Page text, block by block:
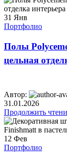
31 Янв
Портфолио
Полы
цельная
Автор:
31.01.2026
Продолжить
12 Фев
Портфолио